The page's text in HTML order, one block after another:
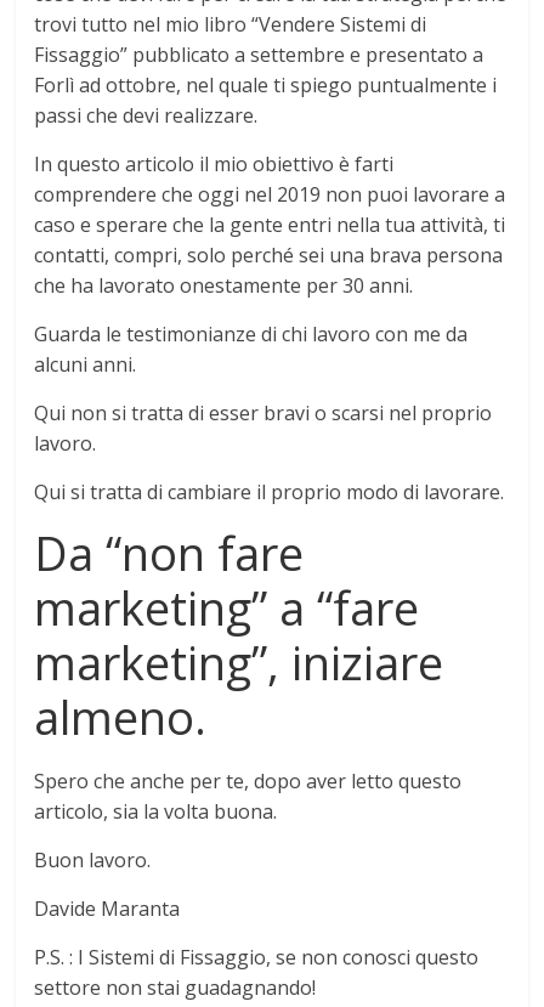
trovi tutto nel mio libro “Vendere Sistemi di
Fissaggio” pubblicato a settembre e presentato a
Forlì ad ottobre, nel quale ti spiego puntualmente i
passi che devi realizzare.
In questo articolo il mio obiettivo è farti
comprendere che oggi nel 2019 non puoi lavorare a
caso e sperare che la gente entri nella tua attività, ti
contatti, compri, solo perché sei una brava persona
che ha lavorato onestamente per 30 anni.
Guarda le testimonianze di chi lavoro con me da
alcuni anni.
Qui non si tratta di esser bravi o scarsi nel proprio
lavoro.
Qui si tratta di cambiare il proprio modo di lavorare.
Da “non fare
marketing” a “fare
marketing”, iniziare
almeno.
Spero che anche per te, dopo aver letto questo
articolo, sia la volta buona.
Buon lavoro.
Davide Maranta
P.S. : I Sistemi di Fissaggio, se non conosci questo
settore non stai guadagnando!